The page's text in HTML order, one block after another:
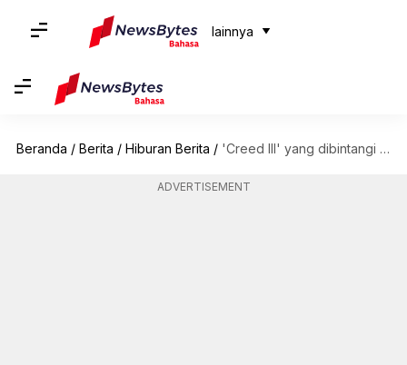
lainnya
Beranda / Berita / Hiburan Berita / 'Creed III' yang dibintangi Michael B Jordan tayang di platform streaming sekarang
ADVERTISEMENT